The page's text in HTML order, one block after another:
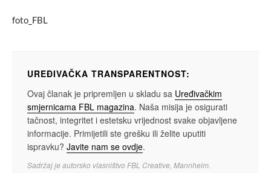
foto_FBL
UREĐIVAČKA TRANSPARENTNOST:
Ovaj članak je pripremljen u skladu sa Uređivačkim
smjernicama FBL magazina. Naša misija je osigurati
tačnost, integritet i estetsku vrijednost svake objavljene
informacije. Primijetili ste grešku ili želite uputiti
ispravku? Javite nam se ovdje.
Sadržaj je autorsko vlasništvo FBL Creative, Mannheim.